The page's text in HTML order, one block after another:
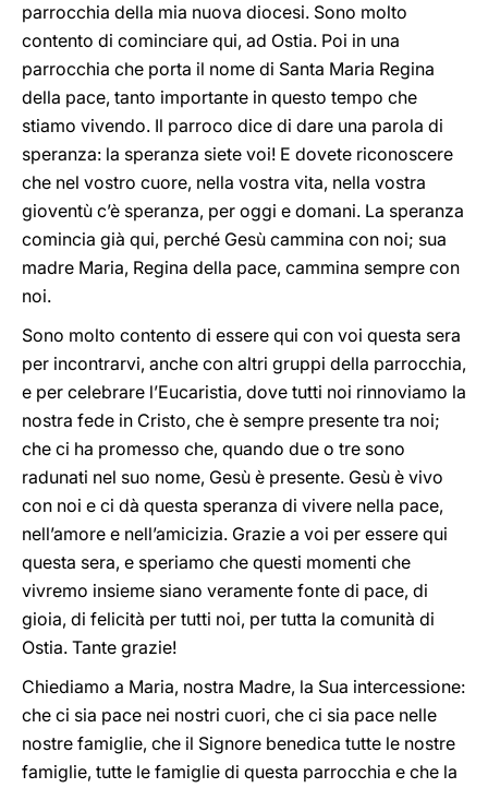
parrocchia della mia nuova diocesi. Sono molto
contento di cominciare qui, ad Ostia. Poi in una
parrocchia che porta il nome di Santa Maria Regina
della pace, tanto importante in questo tempo che
stiamo vivendo. Il parroco dice di dare una parola di
speranza: la speranza siete voi! E dovete riconoscere
che nel vostro cuore, nella vostra vita, nella vostra
gioventù c’è speranza, per oggi e domani. La speranza
comincia già qui, perché Gesù cammina con noi; sua
madre Maria, Regina della pace, cammina sempre con
noi.
Sono molto contento di essere qui con voi questa sera
per incontrarvi, anche con altri gruppi della parrocchia,
e per celebrare l’Eucaristia, dove tutti noi rinnoviamo la
nostra fede in Cristo, che è sempre presente tra noi;
che ci ha promesso che, quando due o tre sono
radunati nel suo nome, Gesù è presente. Gesù è vivo
con noi e ci dà questa speranza di vivere nella pace,
nell’amore e nell’amicizia. Grazie a voi per essere qui
questa sera, e speriamo che questi momenti che
vivremo insieme siano veramente fonte di pace, di
gioia, di felicità per tutti noi, per tutta la comunità di
Ostia. Tante grazie!
Chiediamo a Maria, nostra Madre, la Sua intercessione:
che ci sia pace nei nostri cuori, che ci sia pace nelle
nostre famiglie, che il Signore benedica tutte le nostre
famiglie, tutte le famiglie di questa parrocchia e che la